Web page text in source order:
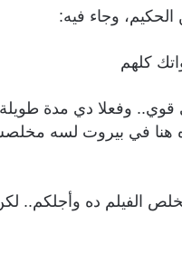
وجاء فيه:
كلهم
وفعلا دي مدة طويلة
هنا في بيروت لسه
الفيلم ده وأجلكم..